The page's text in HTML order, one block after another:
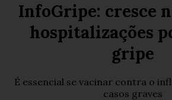
InfoGripe: cresce
hospitalizações
gripe
É essencial se vacinar contra o
casos graves